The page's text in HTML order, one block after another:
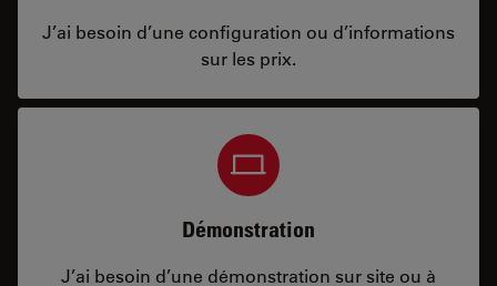
J’ai besoin d’une configuration ou d’informations
sur les prix.
Démonstration
J’ai besoin d’une démonstration sur site ou à